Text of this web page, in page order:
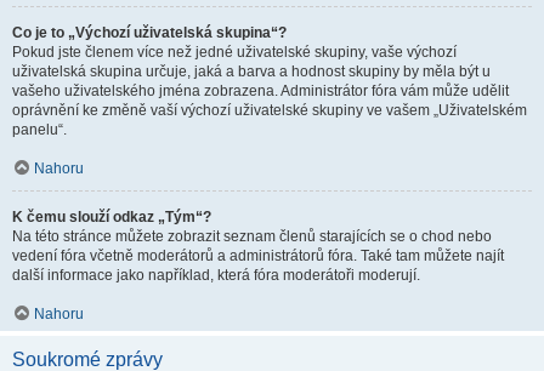
Co je to „Výchozí uživatelská skupina“?
Pokud jste členem více než jedné uživatelské skupiny, vaše výchozí
uživatelská skupina určuje, jaká a barva a hodnost skupiny by měla být u
vašeho uživatelského jména zobrazena. Administrátor fóra vám může udělit
oprávnění ke změně vaší výchozí uživatelské skupiny ve vašem „Uživatelském
panelu“.
Nahoru
K čemu slouží odkaz „Tým“?
Na této stránce můžete zobrazit seznam členů starajících se o chod nebo
vedení fóra včetně moderátorů a administrátorů fóra. Také tam můžete najít
další informace jako například, která fóra moderátoři moderují.
Nahoru
Soukromé zprávy